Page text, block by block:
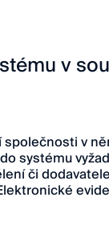
v
v
systému
či